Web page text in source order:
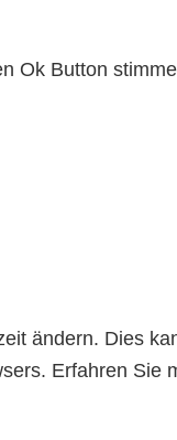
Ok Button
ändern. Dies
Erfahren Sie